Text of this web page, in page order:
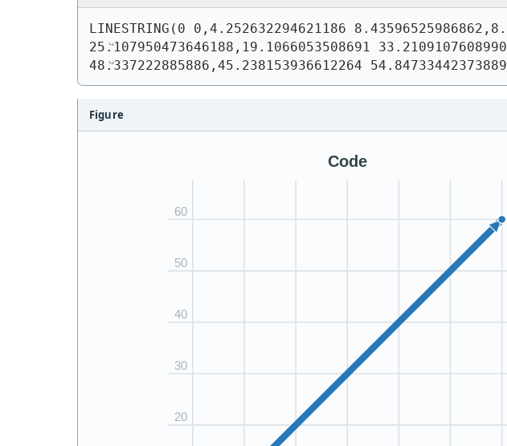
LINESTRING(0 0,4.252632294621186
25.107950473646188,19.1066053508691
48.337222885886,45.238153936612264
Figure